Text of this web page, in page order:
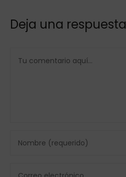
Deja una respuesta